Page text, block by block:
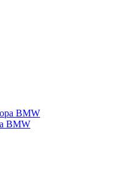
BMW
BMW